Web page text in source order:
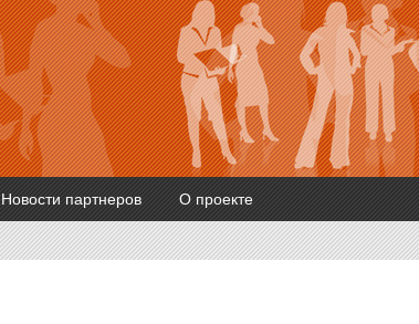
Новости партнеров О проекте